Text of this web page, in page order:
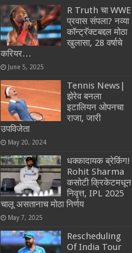
R Truth चा WWE
प्रवास संपला? नव्या
कॉन्ट्रॅक्टबद्दल मोठा
खुलासा, 28 वर्षाचे
करियर…
June 5, 2025
Tennis News|
झेरेव बनला
इटालियन ओपनचा
राजा, जारी
उपविजेता
May 20, 2024
धक्कादायक ब्रेकिंग!
Rohit Sharma
कसोटी क्रिकेटमधून
निवृत्त, IPL 2025
चालू असतानाच मोठा निर्णय
May 7, 2025
Rescheduling
Of India Tour